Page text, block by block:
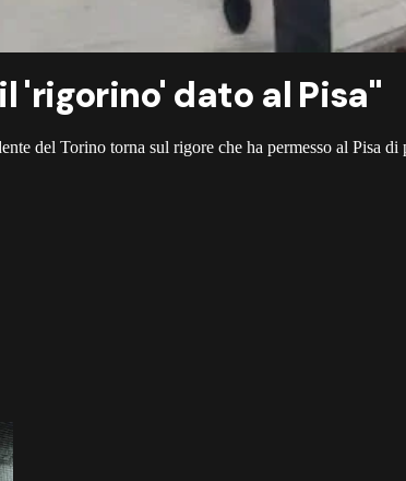
'rigorino' dato al Pisa"
del Torino torna sul rigore che ha permesso al Pisa